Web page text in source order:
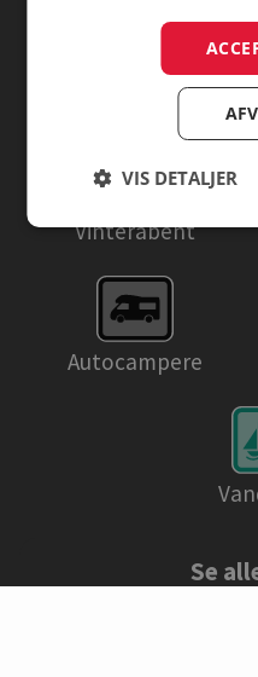
Find
Vinteråbent
Autocampere
Se
VIS DETALJER